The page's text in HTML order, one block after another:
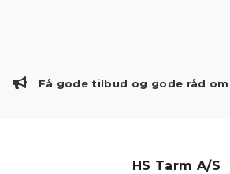
Få gode tilbud og gode råd
HS Tarm A/S